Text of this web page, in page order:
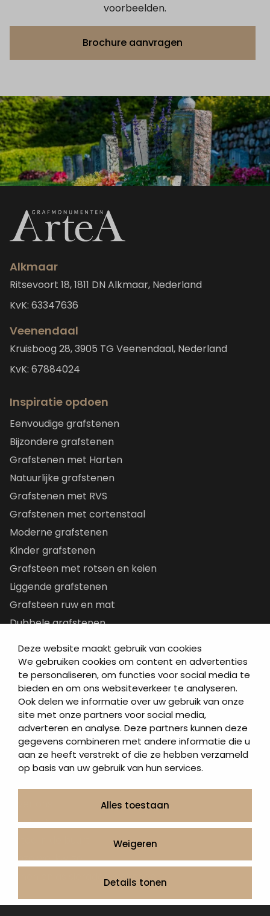
Deze website maakt gebruik van cookies
We gebruiken cookies om content en advertenties
te personaliseren, om functies voor social media te
bieden en om ons websiteverkeer te analyseren.
Ook delen we informatie over uw gebruik van onze
site met onze partners voor social media,
adverteren en analyse. Deze partners kunnen deze
gegevens combineren met andere informatie die u
aan ze heeft verstrekt of die ze hebben verzameld
op basis van uw gebruik van hun services.
Alles toestaan
Weigeren
Details tonen
voorbeelden.
Brochure aanvragen
Alkmaar
Ritsevoort 18, 1811 DN Alkmaar, Nederland
KvK: 63347636
Veenendaal
Kruisboog 28, 3905 TG Veenendaal, Nederland
KvK: 67884024
Inspiratie opdoen
Eenvoudige grafstenen
Bijzondere grafstenen
Grafstenen met Harten
Natuurlijke grafstenen
Grafstenen met RVS
Grafstenen met cortenstaal
Moderne grafstenen
Kinder grafstenen
Grafsteen met rotsen en keien
Liggende grafstenen
Grafsteen ruw en mat
Dubbele grafstenen
Letterplaten
Grafzerken kopen
Direct naar
Grafstenen
As artikelen
Urngrafmonumenten
Informatie
Contact
Onze werkwijze
Urnen en as sieraden webshop
Volg ons op: